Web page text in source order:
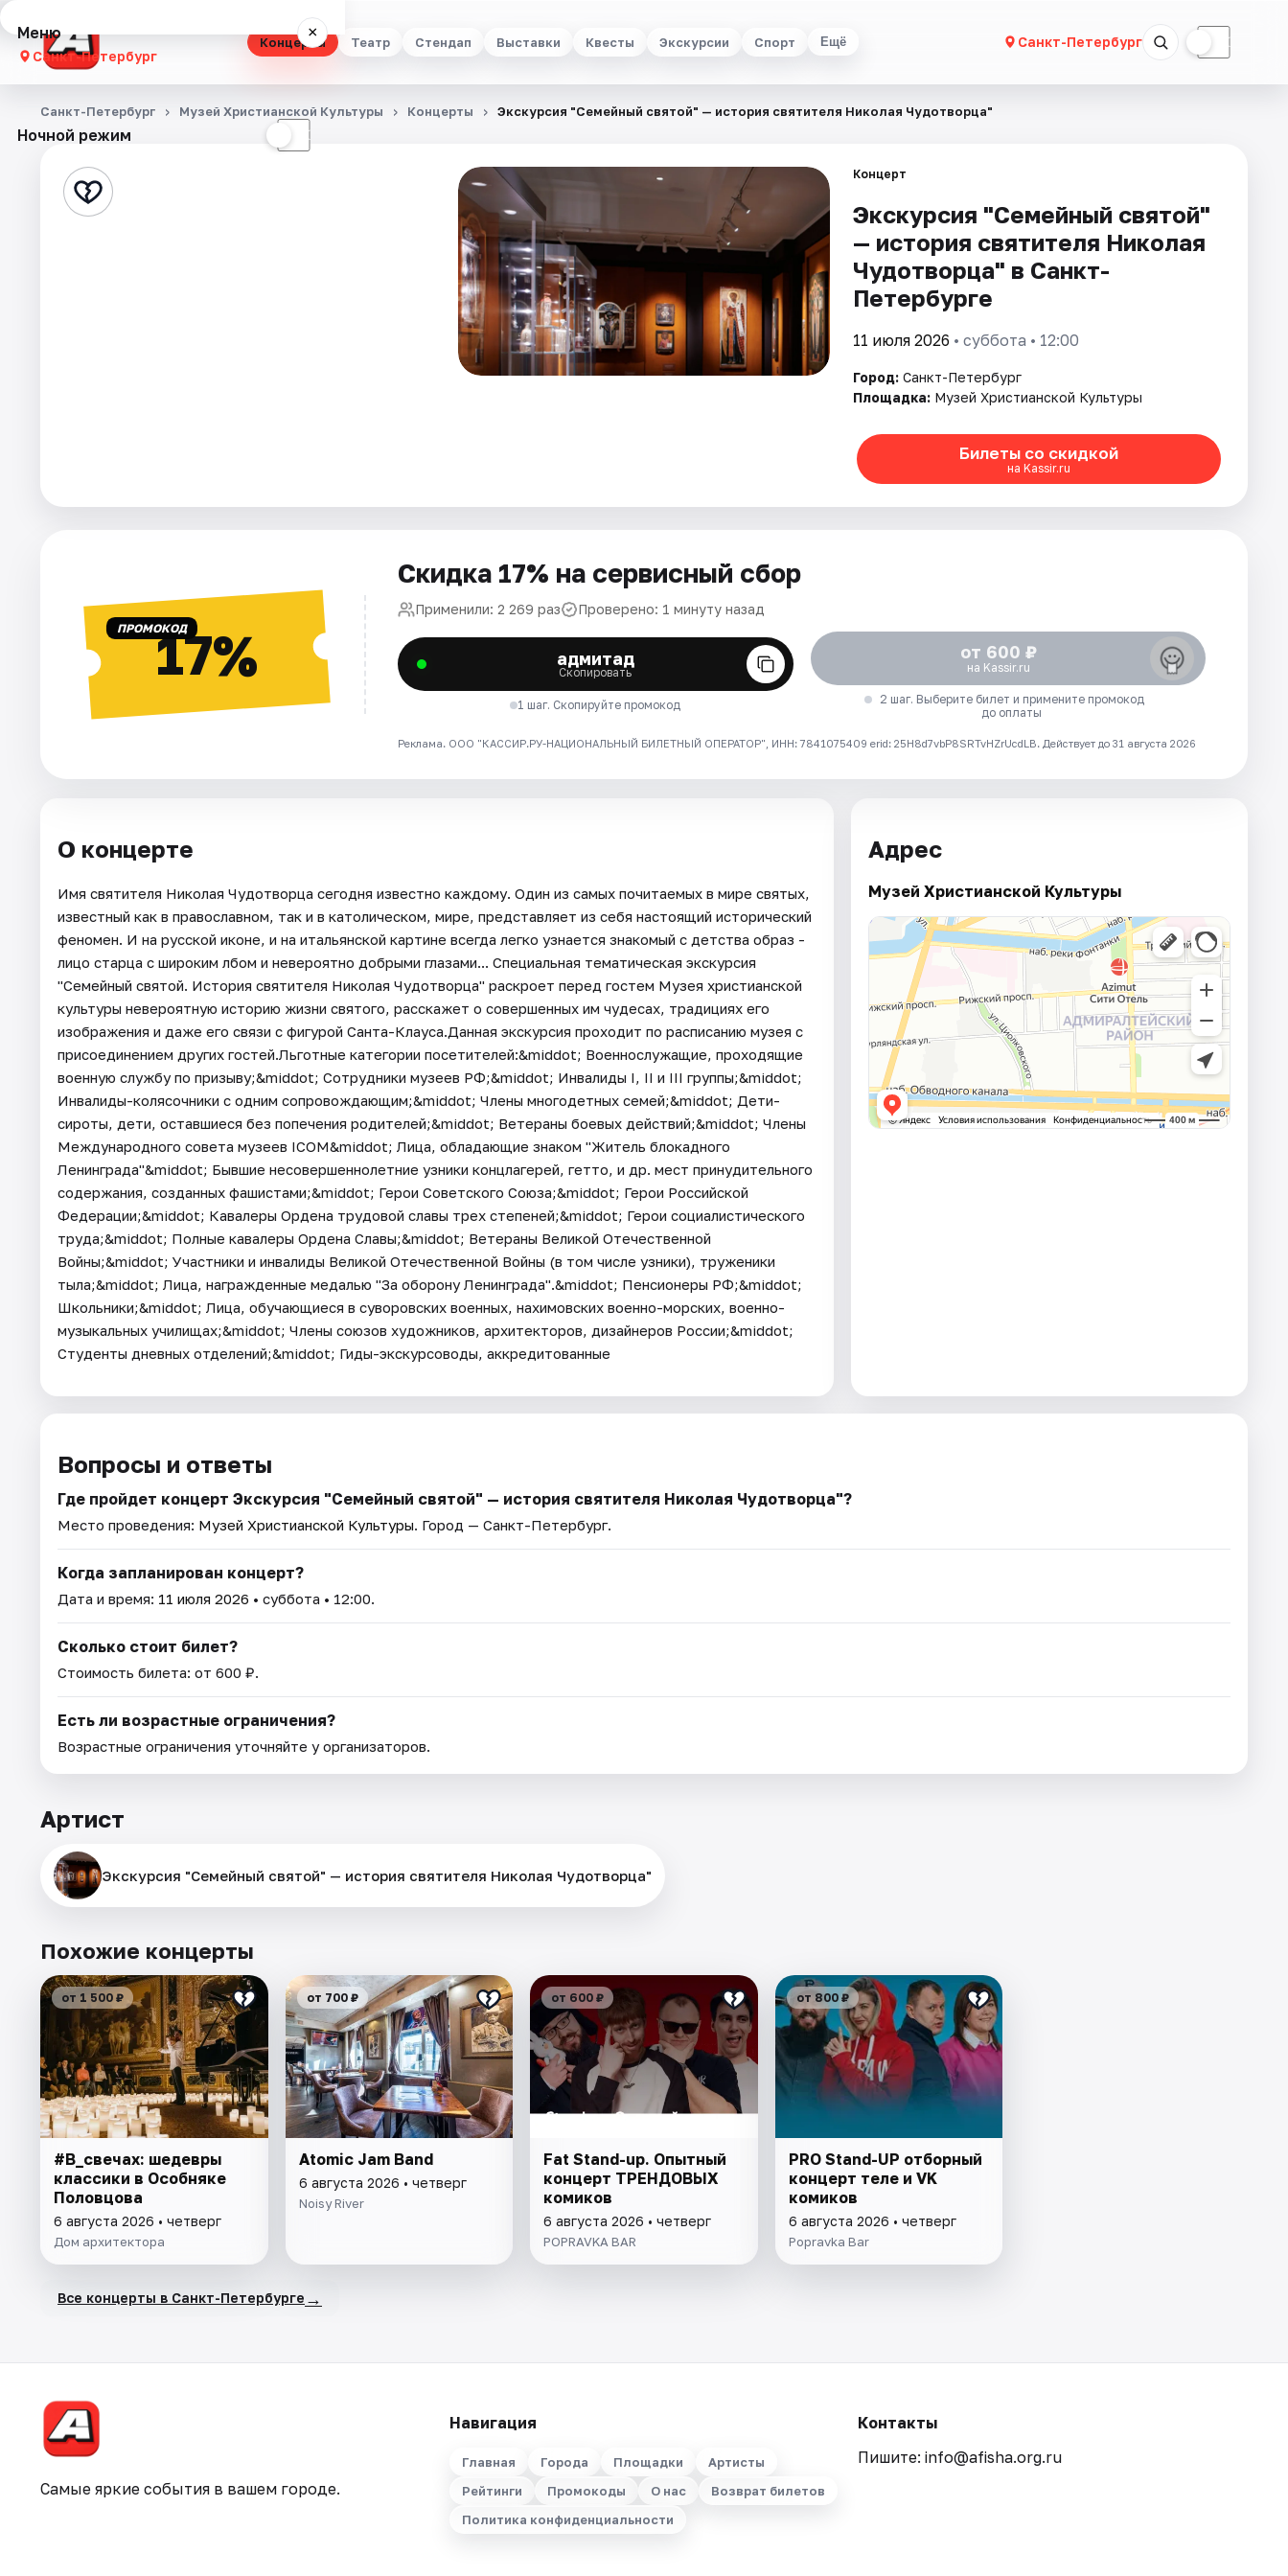
Концерты Театр Стендап Выставки Квесты Экскурсии Спорт Ещё Санкт-Петербург ☾
Меню ×
Санкт-Петербург
Концерты
Стендап
Рейтинги
Ночной режим ☾
Санкт-Петербург Музей Христианской Культуры Концерты Экскурсия "Семейный святой" — история святителя Николая Чудотворца"
Концерт
Экскурсия "Семейный святой"
— история святителя Николая
Чудотворца" в Санкт-
Петербурге
11 июля 2026 • суббота • 12:00
Город: Санкт-Петербург
Площадка: Музей Христианской Культуры
Билеты со скидкой
на Kassir.ru
ПРОМОКОД17%
Скидка 17% на сервисный сбор
Применили: 2 269 раз Проверено: 1 минуту назад
адмитад
Скопировать
1 шаг. Скопируйте промокод
от 600 ₽
на Kassir.ru
2 шаг. Выберите билет и примените промокод
до оплаты
Реклама. ООО "КАССИР.РУ-НАЦИОНАЛЬНЫЙ БИЛЕТНЫЙ ОПЕРАТОР", ИНН: 7841075409 erid: 25H8d7vbP8SRTvHZrUcdLB. Действует до 31 августа 2026
О концерте
Имя святителя Николая Чудотворца сегодня известно каждому. Один из самых почитаемых в мире святых,
известный как в православном, так и в католическом, мире, представляет из себя настоящий исторический
феномен. И на русской иконе, и на итальянской картине всегда легко узнается знакомый с детства образ -
лицо старца с широким лбом и невероятно добрыми глазами... Специальная тематическая экскурсия
"Семейный святой. История святителя Николая Чудотворца" раскроет перед гостем Музея христианской
культуры невероятную историю жизни святого, расскажет о совершенных им чудесах, традициях его
изображения и даже его связи с фигурой Санта-Клауса.Данная экскурсия проходит по расписанию музея с
присоединением других гостей.Льготные категории посетителей:&middot; Военнослужащие, проходящие
военную службу по призыву;&middot; Сотрудники музеев РФ;&middot; Инвалиды I, II и III группы;&middot;
Инвалиды-колясочники с одним сопровождающим;&middot; Члены многодетных семей;&middot; Дети-
сироты, дети, оставшиеся без попечения родителей;&middot; Ветераны боевых действий;&middot; Члены
Международного совета музеев ICOM&middot; Лица, обладающие знаком "Житель блокадного
Ленинграда"&middot; Бывшие несовершеннолетние узники концлагерей, гетто, и др. мест принудительного
содержания, созданных фашистами;&middot; Герои Советского Союза;&middot; Герои Российской
Федерации;&middot; Кавалеры Ордена трудовой славы трех степеней;&middot; Герои социалистического
труда;&middot; Полные кавалеры Ордена Славы;&middot; Ветераны Великой Отечественной
Войны;&middot; Участники и инвалиды Великой Отечественной Войны (в том числе узники), труженики
тыла;&middot; Лица, награжденные медалью "За оборону Ленинграда".&middot; Пенсионеры РФ;&middot;
Школьники;&middot; Лица, обучающиеся в суворовских военных, нахимовских военно-морских, военно-
музыкальных училищах;&middot; Члены союзов художников, архитекторов, дизайнеров России;&middot;
Студенты дневных отделений;&middot; Гиды-экскурсоводы, аккредитованные
Адрес
Музей Христианской Культуры
Вопросы и ответы
Где пройдет концерт Экскурсия "Семейный святой" — история святителя Николая Чудотворца"?
Место проведения: Музей Христианской Культуры. Город — Санкт-Петербург.
Когда запланирован концерт?
Дата и время: 11 июля 2026 • суббота • 12:00.
Сколько стоит билет?
Стоимость билета: от 600 ₽.
Есть ли возрастные ограничения?
Возрастные ограничения уточняйте у организаторов.
Артист
Экскурсия "Семейный святой" — история святителя Николая Чудотворца"
Похожие концерты
от 1 500 ₽
#В_свечах: шедевры
классики в Особняке
Половцова
6 августа 2026 • четверг
Дом архитектора
от 700 ₽
Atomic Jam Band
6 августа 2026 • четверг
Noisy River
от 600 ₽
Fat Stand-up. Опытный
концерт ТРЕНДОВЫХ
комиков
6 августа 2026 • четверг
POPRAVKA BAR
от 800 ₽
PRO Stand-UP отборный
концерт теле и VK
комиков
6 августа 2026 • четверг
Popravka Bar
Все концерты в Санкт-Петербурге →
Самые яркие события в вашем городе.
Навигация
Главная Города Площадки
Артисты
Рейтинги
Промокоды О нас
Возврат билетов
Политика конфиденциальности
Контакты
Пишите: info@afisha.org.ru